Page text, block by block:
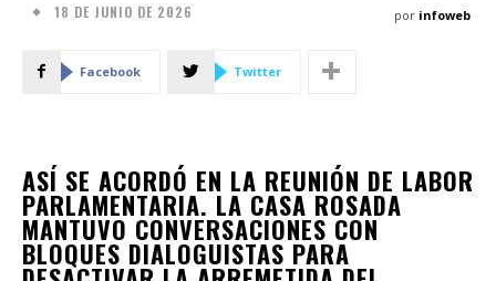
18 DE JUNIO DE 2026 por infoweb
Facebook Twitter
ASÍ SE ACORDÓ EN LA REUNIÓN DE LABOR
PARLAMENTARIA. LA CASA ROSADA
MANTUVO CONVERSACIONES CON
BLOQUES DIALOGUISTAS PARA